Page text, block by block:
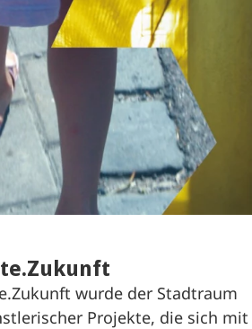
wurde der Stadtraum
Projekte, die sich mit